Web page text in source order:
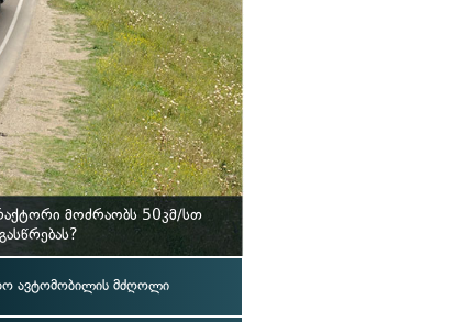
მოძრაობს 50კმ/სთ
ავტომობილის მძღოლი